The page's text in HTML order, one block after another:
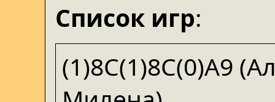
Список игр:
(1)8C(1)8C(0)A9